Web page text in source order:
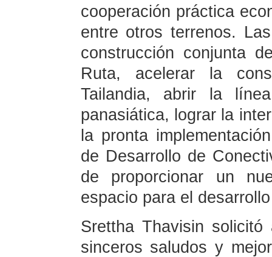
cooperación práctica
entre otros terrenos.
construcción conjunta
Ruta, acelerar la
Tailandia, abrir la
panasiática, lograr la
la pronta
de Desarrollo de
de proporcionar un
espacio para el
Srettha Thavisin
sinceros saludos y